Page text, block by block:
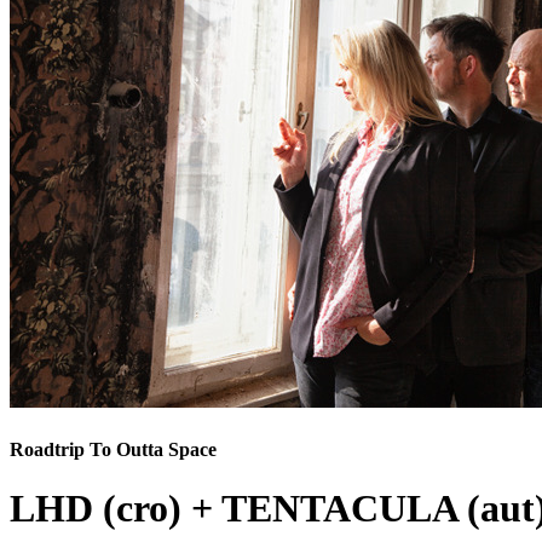
Roadtrip To Outta Space
LHD (cro) + TENTACULA